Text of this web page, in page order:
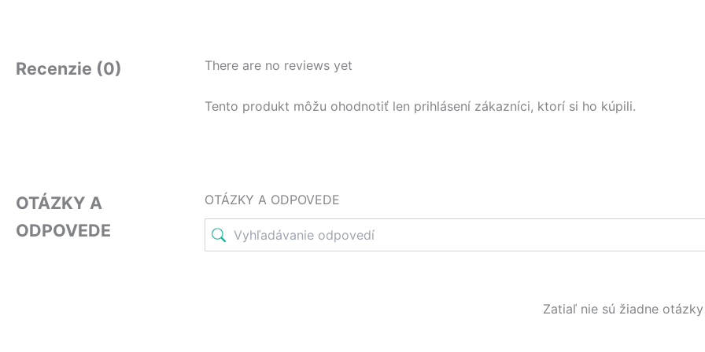
Recenzie (0) There are no reviews yet
Tento produkt môžu ohodnotiť len prihlásení zákazníci, ktorí si ho kúpili.
OTÁZKY A
ODPOVEDE
OTÁZKY A ODPOVEDE
Zatiaľ nie sú žiadne otázky